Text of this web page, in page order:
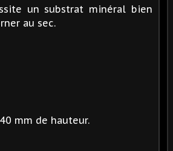
un substrat minéral bien
au sec.
mm de hauteur.